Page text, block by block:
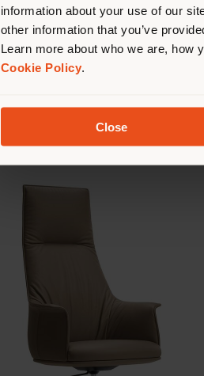
information about your use of our
other information that you’ve
Learn more about who we are, how
Cookie Policy.
Close